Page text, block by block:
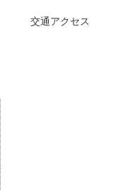
交通アクセス